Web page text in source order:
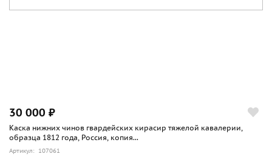
30 000 ₽
Каска нижних чинов гвардейских кирасир тяжелой кавалерии,
образца 1812 года, Россия, копия...
Артикул: 107061